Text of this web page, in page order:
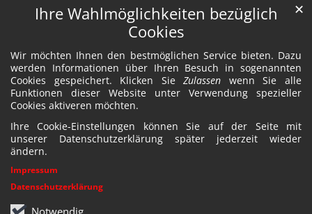
Ihre Wahlmöglichkeiten bezüglich
Cookies
Wir möchten Ihnen den bestmöglichen Service bieten. Dazu
werden Informationen über Ihren Besuch in sogenannten
Cookies gespeichert. Klicken SieZulassen wenn Sie alle
Funktionen dieser Website unter Verwendung spezieller
Cookies aktiveren möchten.
Ihre Cookie-Einstellungen können Sie auf der Seite mit
unserer Datenschutzerklärung später jederzeit wieder
ändern.
✕
Impressum
Datenschutzerklärung